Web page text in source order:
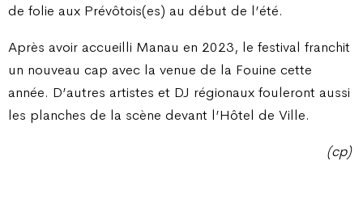
de folie aux Prévôtois(es) au début de l’été.
Après avoir accueilli Manau en 2023, le festival franchit
un nouveau cap avec la venue de la Fouine cette
année. D’autres artistes et DJ régionaux fouleront aussi
les planches de la scène devant l’Hôtel de Ville.
(cp)